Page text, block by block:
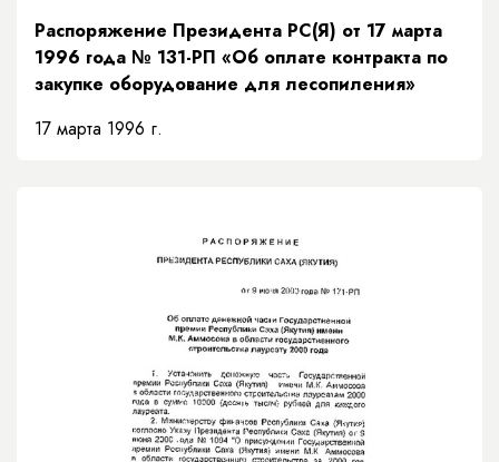
Распоряжение Президента РС(Я) от 17 марта
1996 года № 131-РП «Об оплате контракта по
закупке оборудование для лесопиления»
17 марта 1996 г.